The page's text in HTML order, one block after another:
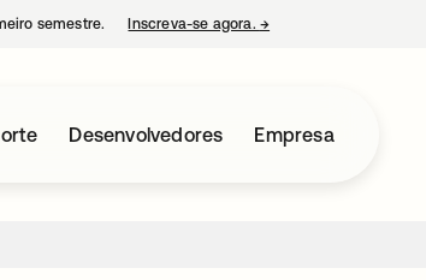
semestre. Inscreva-se agora. →
Desenvolvedores Empresa